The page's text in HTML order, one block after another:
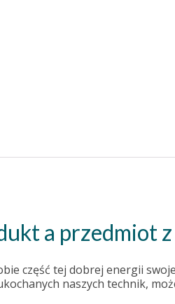
a przedmiot z
część tej dobrej energii
naszych technik,